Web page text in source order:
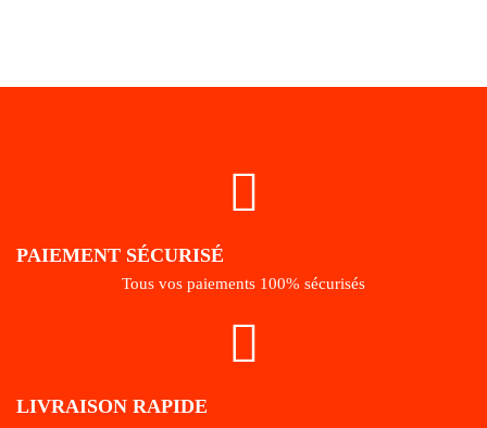
PAIEMENT SÉCURISÉ
Tous vos paiements 100% sécurisés
LIVRAISON RAPIDE